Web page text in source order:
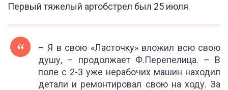
Первый тяжелый артобстрел был 25 июля.
– Я в свою «Ласточку» вложил всю свою
душу, – продолжает Ф.Перепелица. – В
поле с 2-3 уже нерабочих машин находил
детали и ремонтировал свою на ходу. За